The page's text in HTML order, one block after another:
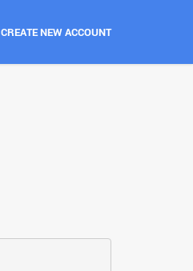
CREATE NEW ACCOUNT